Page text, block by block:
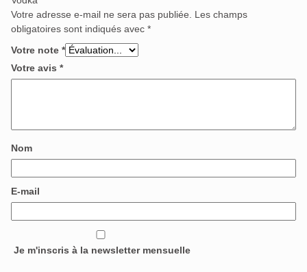
Votre adresse e-mail ne sera pas publiée.
Les champs
obligatoires sont indiqués avec *
Votre note *
Votre avis *
Nom
E-mail
Je m'inscris à la newsletter mensuelle